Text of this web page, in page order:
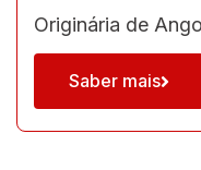
Originária de
Saber mais